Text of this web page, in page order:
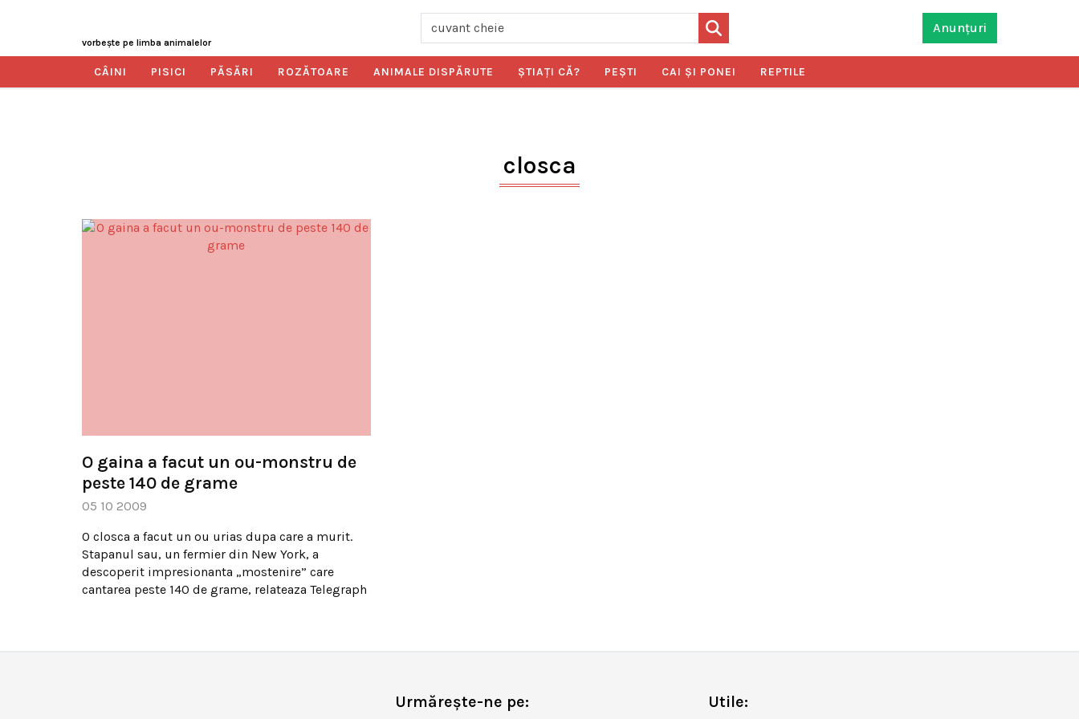
vorbeşte pe limba animalelor
Anunțuri
CÂINI PISICI PĂSĂRI ROZĂTOARE ANIMALE DISPĂRUTE ŞTIAŢI CĂ? PEŞTI CAI ŞI PONEI REPTILE
closca
O gaina a facut un ou-monstru de
peste 140 de grame
05 10 2009
O closca a facut un ou urias dupa care a murit.
Stapanul sau, un fermier din New York, a
descoperit impresionanta „mostenire” care
cantarea peste 140 de grame, relateaza Telegraph
Urmărește-ne pe: Utile: